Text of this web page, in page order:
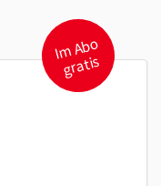
Tiere, die den
oder
Kraniche
I
m
A
b
o
gr
atis